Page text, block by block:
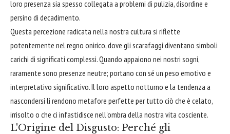
loro presenza sia spesso collegata a problemi di pulizia, disordine e
persino di decadimento.
Questa percezione radicata nella nostra cultura si riflette
potentemente nel regno onirico, dove gli scarafaggi diventano simboli
carichi di significati complessi. Quando appaiono nei nostri sogni,
raramente sono presenze neutre; portano con sé un peso emotivo e
interpretativo significativo. Il loro aspetto notturno e la tendenza a
nascondersi li rendono metafore perfette per tutto ciò che è celato,
irrisolto o che ci infastidisce nell'ombra della nostra vita cosciente.
L'Origine del Disgusto: Perché gli